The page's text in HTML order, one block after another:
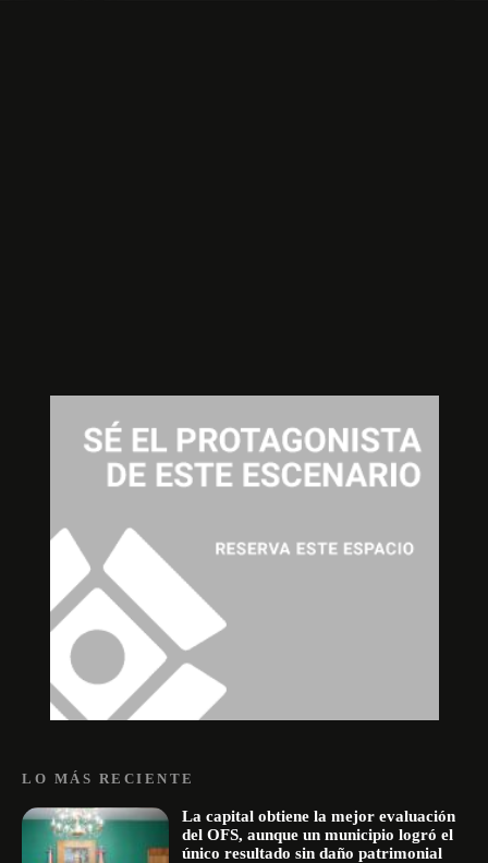
LO MÁS RECIENTE
La capital obtiene la mejor evaluación
del OFS, aunque un municipio logró el
único resultado sin daño patrimonial